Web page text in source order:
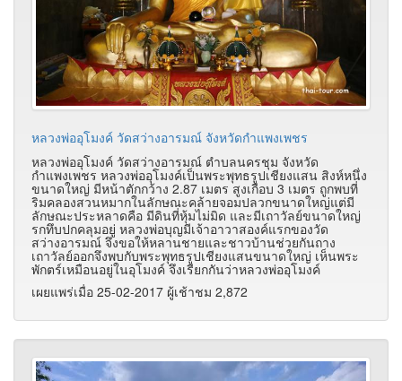
หลวงพ่ออุโมงค์ วัดสว่างอารมณ์ จังหวัดกำแพงเพชร
หลวงพ่ออุโมงค์ วัดสว่างอารมณ์ ตำบลนครชุม จังหวัด
กำแพงเพชร หลวงพ่ออุโมงค์เป็นพระพุทธรูปเชียงแสน สิงห์หนึ่ง
ขนาดใหญ่ มีหน้าตักกว้าง 2.87 เมตร สูงเกือบ 3 เมตร ถูกพบที่
ริมคลองสวนหมากในลักษณะคล้ายจอมปลวกขนาดใหญ่แต่มี
ลักษณะประหลาดคือ มีดินที่หุ้มไม่มิด และมีเถาวัลย์ขนาดใหญ่
รกทึบปกคลุมอยู่ หลวงพ่อบุญมีเจ้าอาวาสองค์แรกของวัด
สว่างอารมณ์ จึงขอให้หลานชายและชาวบ้านช่วยกันถาง
เถาวัลย์ออกจึงพบกับพระพุทธรูปเชียงแสนขนาดใหญ่ เห็นพระ
พักตร์เหมือนอยู่ในอุโมงค์ จึงเรียกกันว่าหลวงพ่ออุโมงค์
เผยแพร่เมื่อ 25-02-2017 ผู้เช้าชม 2,872